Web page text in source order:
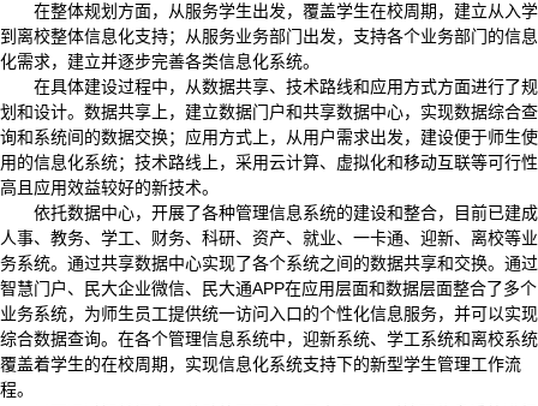
在整体规划方面，从服务学生出发，覆盖学生在校周期，建立从入学
到离校整体信息化支持；从服务业务部门出发，支持各个业务部门的信息
化需求，建立并逐步完善各类信息化系统。
在具体建设过程中，从数据共享、技术路线和应用方式方面进行了规
划和设计。数据共享上，建立数据门户和共享数据中心，实现数据综合查
询和系统间的数据交换；应用方式上，从用户需求出发，建设便于师生使
用的信息化系统；技术路线上，采用云计算、虚拟化和移动互联等可行性
高且应用效益较好的新技术。
依托数据中心，开展了各种管理信息系统的建设和整合，目前已建成
人事、教务、学工、财务、科研、资产、就业、一卡通、迎新、离校等业
务系统。通过共享数据中心实现了各个系统之间的数据共享和交换。通过
智慧门户、民大企业微信、民大通APP在应用层面和数据层面整合了多个
业务系统，为师生员工提供统一访问入口的个性化信息服务，并可以实现
综合数据查询。在各个管理信息系统中，迎新系统、学工系统和离校系统
覆盖着学生的在校周期，实现信息化系统支持下的新型学生管理工作流
程。